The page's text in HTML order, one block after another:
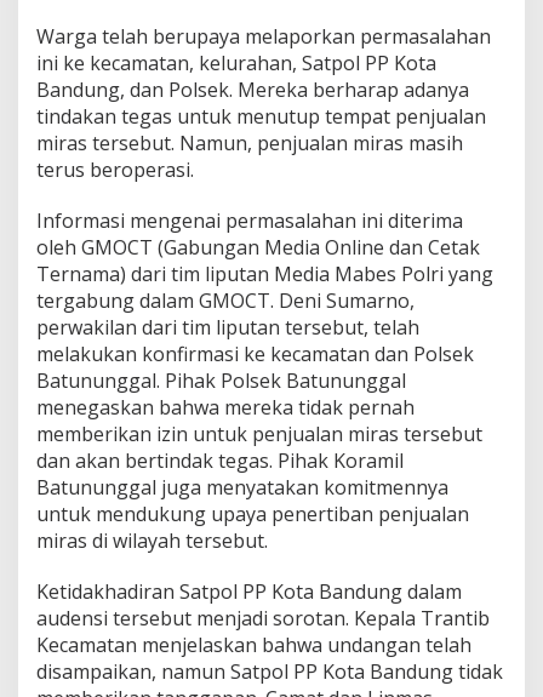
A
d
a
A
a
Warga telah berupaya melaporkan permasalahan
ini ke kecamatan, kelurahan, Satpol PP Kota
Bandung, dan Polsek. Mereka berharap adanya
tindakan tegas untuk menutup tempat penjualan
miras tersebut. Namun, penjualan miras masih
terus beroperasi.
Informasi mengenai permasalahan ini diterima
oleh GMOCT (Gabungan Media Online dan Cetak
Ternama) dari tim liputan Media Mabes Polri yang
tergabung dalam GMOCT. Deni Sumarno,
perwakilan dari tim liputan tersebut, telah
melakukan konfirmasi ke kecamatan dan Polsek
Batununggal. Pihak Polsek Batununggal
menegaskan bahwa mereka tidak pernah
memberikan izin untuk penjualan miras tersebut
dan akan bertindak tegas. Pihak Koramil
Batununggal juga menyatakan komitmennya
untuk mendukung upaya penertiban penjualan
miras di wilayah tersebut.
Ketidakhadiran Satpol PP Kota Bandung dalam
audensi tersebut menjadi sorotan. Kepala Trantib
Kecamatan menjelaskan bahwa undangan telah
disampaikan, namun Satpol PP Kota Bandung tidak